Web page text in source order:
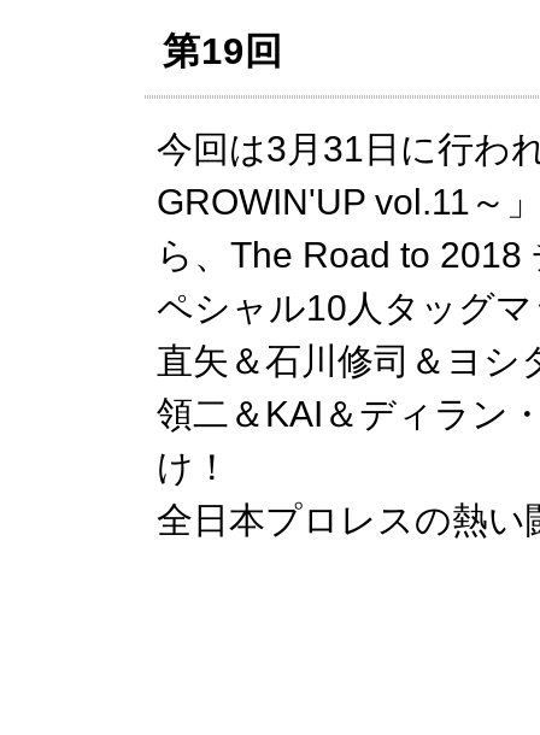
第19回
今回は3月31日に行わ
GROWIN'UP vol.11～
ら、The Road to
ペシャル10人タッグ
直矢＆石川修司＆ヨシ
領二＆KAI＆ディラン
け！
全日本プロレスの熱